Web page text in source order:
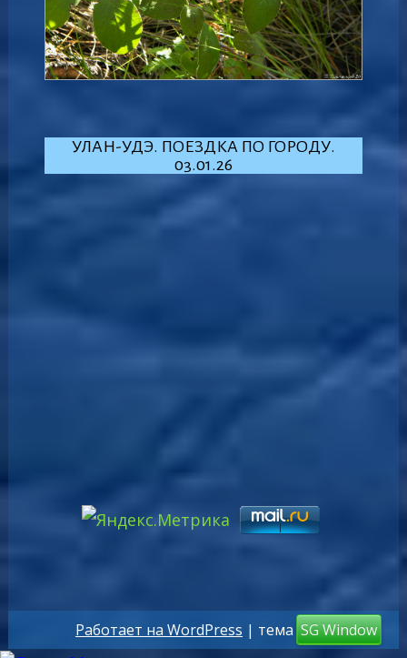
УЛАН-УДЭ. ПОЕЗДКА ПО ГОРОДУ.
03.01.26
Работает на WordPress | темаSG Window